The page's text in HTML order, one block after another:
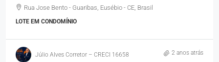
Rua Jose Bento - Guaribas, Eusébio - CE, Brasil
LOTE EM CONDOMÍNIO
Júlio Alves Corretor – CRECI 16658 2 anos atrás